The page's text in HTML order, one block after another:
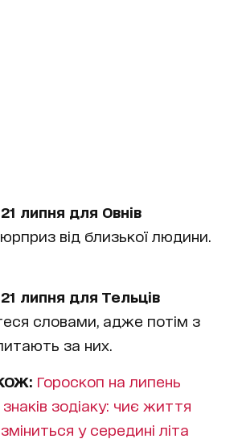
липня для Овнів
від близької людини.
липня для Тельців
словами, адже потім з
за них.
Гороскоп на липень
зодіаку: чиє життя
у середині літа